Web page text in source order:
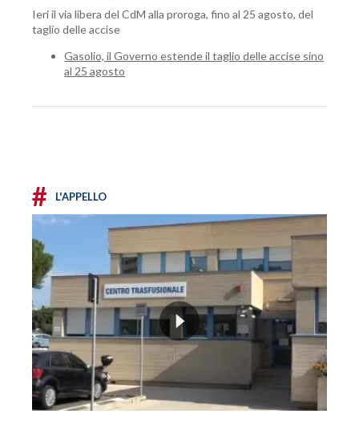
Ieri il via libera del CdM alla proroga, fino al 25 agosto, del
taglio delle accise
Gasolio, il Governo estende il taglio delle accise sino
al 25 agosto
# L'APPELLO